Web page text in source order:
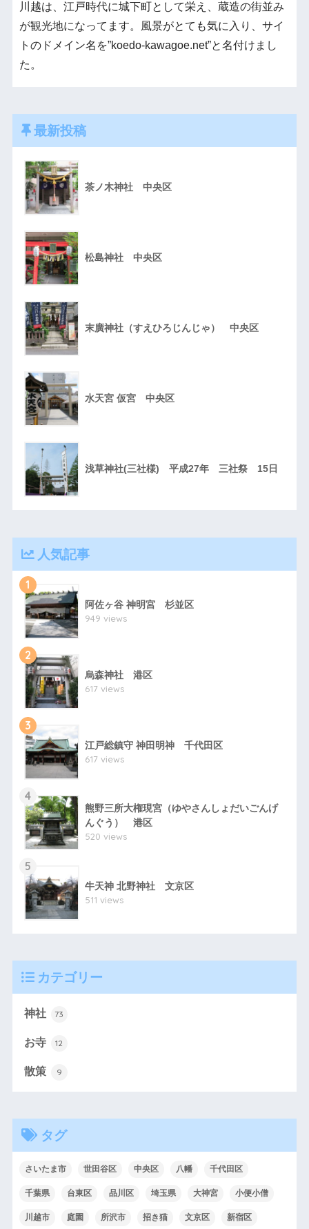
川越は、江戸時代に城下町として栄え、蔵造の街並み
が観光地になってます。風景がとても気に入り、サイ
トのドメイン名を”koedo-kawagoe.net”と名付けまし
た。
最新投稿
茶ノ木神社 中央区
松島神社 中央区
末廣神社（すえひろじんじゃ） 中央区
水天宮 仮宮 中央区
浅草神社(三社様) 平成27年 三社祭 15日
人気記事
1
阿佐ヶ谷 神明宮 杉並区
949 views
2
烏森神社 港区
617 views
3
江戸総鎮守 神田明神 千代田区
617 views
4
熊野三所大権現宮（ゆやさんしょだいごんげ
んぐう） 港区
520 views
5
牛天神 北野神社 文京区
511 views
カテゴリー
神社 73
お寺 12
散策 9
タグ
さいたま市 世田谷区 中央区 八幡 千代田区
千葉県 台東区 品川区 埼玉県 大神宮 小便小僧
川越市 庭園 所沢市 招き猫 文京区 新宿区